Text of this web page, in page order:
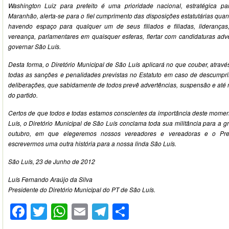
Washington Luiz para prefeito é uma prioridade nacional, estratégica
Maranhão, alerta-se para o fiel cumprimento das disposições estatutárias
havendo espaço para qualquer um de seus filiados e filiadas,
vereança, parlamentares em quaisquer esferas, flertar com candidaturas
governar São Luís.
Desta forma, o Diretório Municipal de São Luís aplicará no que couber,
todas as sanções e penalidades previstas no Estatuto em caso de
deliberações, que sabidamente de todos prevê advertências, suspensão e
do partido.
Certos de que todos e todas estamos conscientes da importância deste
Luís, o Diretório Municipal de São Luís conclama toda sua militância para a
outubro, em que elegeremos nossos vereadores e vereadoras e o
escrevermos uma outra história para a nossa linda São Luís.
São Luís, 23 de Junho de 2012
Luís Fernando Araújo da Silva
Presidente do Diretório Municipal do PT de São Luís.
Facebook
Twitter
WhatsApp
EmailTelegram